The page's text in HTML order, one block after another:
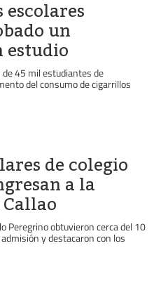
escolares
un
estudio
45 mil estudiantes de
del consumo de cigarrillos
de colegio
a la
Peregrino obtuvieron cerca del 10
y destacaron con los